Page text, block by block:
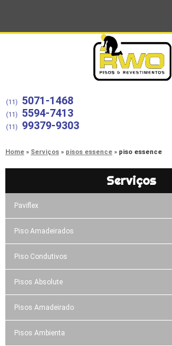
(11) 5071-1468
(11) 5594-7413
(11) 99379-9303
Home Serviços pisos essence piso essence
Serviços
Paviflex
Piso Amadeirados
Piso Condutivos
Pisos Absolute
Pisos Amadeirado
Pisos Ambienta